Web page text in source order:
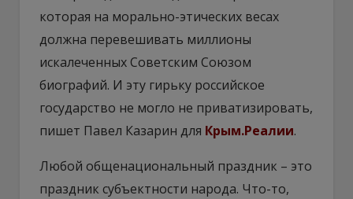
которая на морально-этических весах
должна перевешивать миллионы
искалеченных Советским Союзом
биографий. И эту гирьку российское
государство не могло не приватизировать,
пишет Павел Казарин для Крым.Реалии.
Любой общенациональный праздник – это
праздник субъектности народа. Что-то,